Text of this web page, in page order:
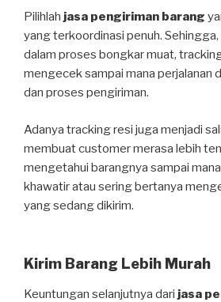
Pilihlah jasa pengiriman barang
yang terkoordinasi penuh.
dalam proses bongkar muat,
mengecek sampai mana perjalanan
dan proses pengiriman.
Adanya tracking resi juga menjadi
membuat customer merasa lebih
mengetahui barangnya sampai
khawatir atau sering bertanya
yang sedang dikirim.
Kirim Barang Lebih Murah
Keuntungan selanjutnya dari jasa